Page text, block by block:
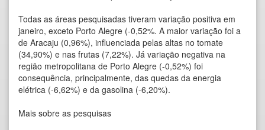
Todas as áreas pesquisadas tiveram variação positiva em
janeiro, exceto Porto Alegre (-0,52%. A maior variação foi a
de Aracaju (0,96%), influenciada pelas altas no tomate
(34,90%) e nas frutas (7,22%). Já variação negativa na
região metropolitana de Porto Alegre (-0,52%) foi
consequência, principalmente, das quedas da energia
elétrica (-6,62%) e da gasolina (-6,20%).
Mais sobre as pesquisas